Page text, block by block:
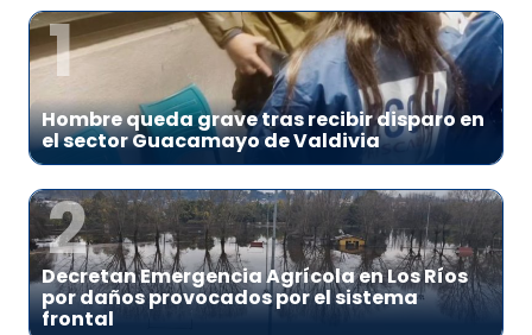
1
Hombre queda grave tras recibir disparo en
el sector Guacamayo de Valdivia
2
Decretan Emergencia Agrícola en Los Ríos
por daños provocados por el sistema
frontal